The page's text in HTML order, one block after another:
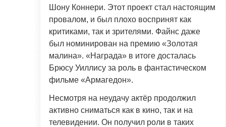
Шону Коннери. Этот проект стал настоящим
провалом, и был плохо воспринят как
критиками, так и зрителями. Файнс даже
был номинирован на премию «Золотая
малина». «Награда» в итоге досталась
Брюсу Уиллису за роль в фантастическом
фильме «Армагедон».
Несмотря на неудачу актёр продолжил
активно сниматься как в кино, так и на
телевидении. Он получил роли в таких